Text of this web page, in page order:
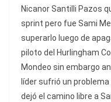
Nicanor Santilli Pazos
sprint pero fue Sami
superarlo luego de
piloto del Hurlingham
Mondeo sin embargo
líder sufrió un
dejó el camino libre a